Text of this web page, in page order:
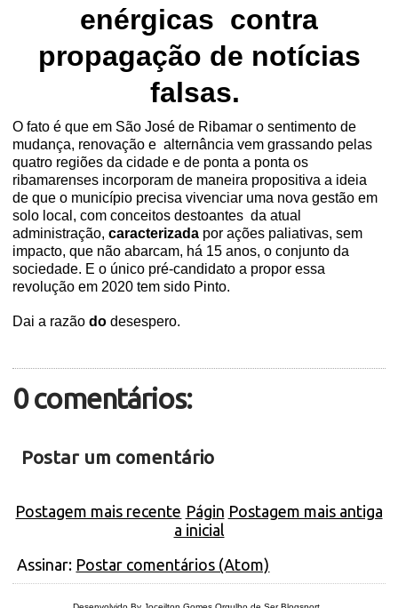
enérgicas contra
propagação de notícias
falsas.
O fato é que em São José de Ribamar o sentimento de
mudança, renovação e alternância vem grassando pelas
quatro regiões da cidade e de ponta a ponta os
ribamarenses incorporam de maneira propositiva a ideia
de que o município precisa vivenciar uma nova gestão em
solo local, com conceitos destoantes da atual
administração,caracterizada por ações paliativas, sem
impacto, que não abarcam, há 15 anos, o conjunto da
sociedade. E o único pré-candidato a propor essa
revolução em 2020 tem sido Pinto.
Dai a razãodo desespero.
0 comentários:
Postar um comentário
Postagem mais recente Postagem mais antiga
Págin
a inicial
Assinar: Postar comentários (Atom)